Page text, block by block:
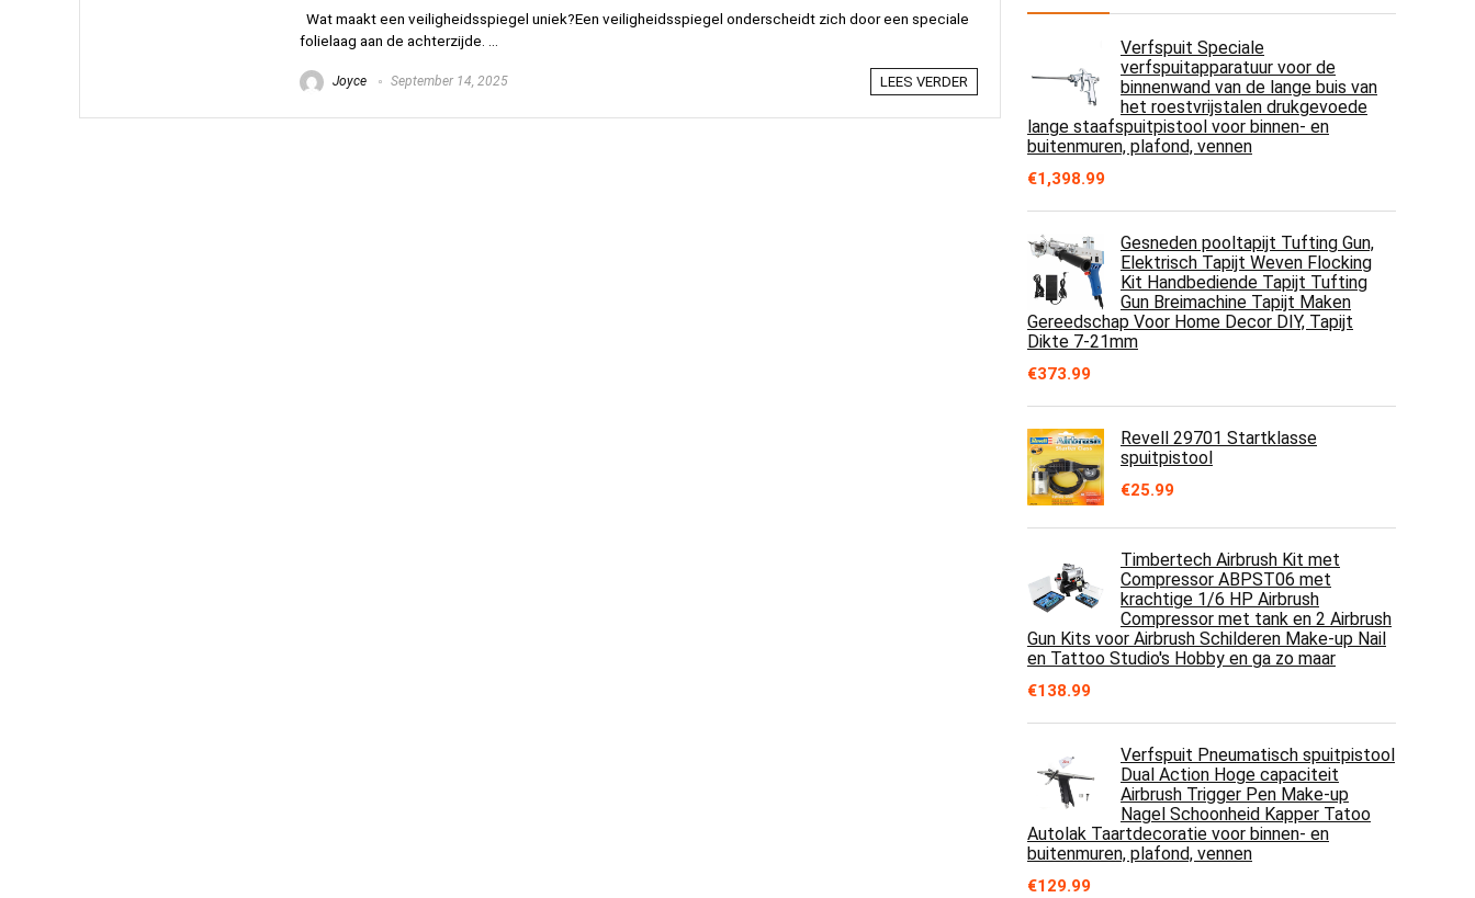
Wat maakt een veiligheidsspiegel uniek?Een veiligheidsspiegel onderscheidt zich door een speciale
folielaag aan de achterzijde. ...
Joyce September 14, 2025 LEES VERDER
Verfspuit Speciale
verfspuitapparatuur voor de
binnenwand van de lange buis van
het roestvrijstalen drukgevoede
lange staafspuitpistool voor binnen- en
buitenmuren, plafond, vennen
€1,398.99
Gesneden pooltapijt Tufting Gun,
Elektrisch Tapijt Weven Flocking
Kit Handbediende Tapijt Tufting
Gun Breimachine Tapijt Maken
Gereedschap Voor Home Decor DIY, Tapijt
Dikte 7-21mm
€373.99
Revell 29701 Startklasse
spuitpistool
€25.99
Timbertech Airbrush Kit met
Compressor ABPST06 met
krachtige 1/6 HP Airbrush
Compressor met tank en 2 Airbrush
Gun Kits voor Airbrush Schilderen Make-up Nail
en Tattoo Studio's Hobby en ga zo maar
€138.99
Verfspuit Pneumatisch spuitpistool
Dual Action Hoge capaciteit
Airbrush Trigger Pen Make-up
Nagel Schoonheid Kapper Tatoo
Autolak Taartdecoratie voor binnen- en
buitenmuren, plafond, vennen
€129.99